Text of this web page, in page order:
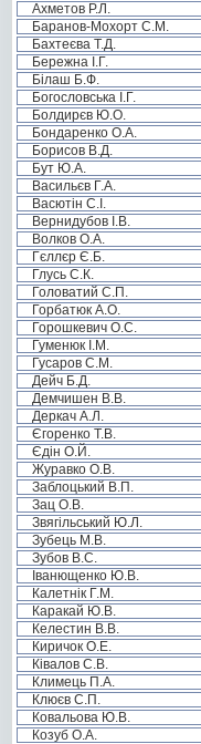
Ахметов Р.Л.
Баранов-Мохорт С.М.
Бахтеєва Т.Д.
Бережна І.Г.
Білаш Б.Ф.
Богословська І.Г.
Болдирєв Ю.О.
Бондаренко О.А.
Борисов В.Д.
Бут Ю.А.
Васильєв Г.А.
Васютін С.І.
Вернидубов І.В.
Волков О.А.
Гєллєр Є.Б.
Глусь С.К.
Головатий С.П.
Горбатюк А.О.
Горошкевич О.С.
Гуменюк І.М.
Гусаров С.М.
Дейч Б.Д.
Демчишен В.В.
Деркач А.Л.
Єгоренко Т.В.
Єдін О.Й.
Журавко О.В.
Заблоцький В.П.
Зац О.В.
Звягільський Ю.Л.
Зубець М.В.
Зубов В.С.
Іванющенко Ю.В.
Калетнік Г.М.
Каракай Ю.В.
Келестин В.В.
Киричок О.Е.
Ківалов С.В.
Климець П.А.
Клюєв С.П.
Ковальова Ю.В.
Козуб О.А.